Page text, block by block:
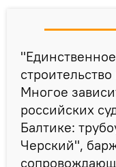
Многое
российских
Балтике:
Черский",